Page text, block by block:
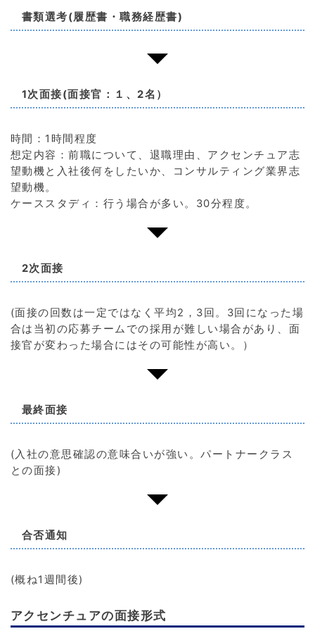
書類選考(履歴書・職務経歴書)
1次面接(面接官：１、2名）
時間：1時間程度
想定内容：前職について、退職理由、アクセンチュア志
望動機と入社後何をしたいか、コンサルティング業界志
望動機。
ケーススタディ：行う場合が多い。30分程度。
2次面接
(面接の回数は一定ではなく平均2，3回。3回になった場
合は当初の応募チームでの採用が難しい場合があり、面
接官が変わった場合にはその可能性が高い。）
最終面接
(入社の意思確認の意味合いが強い。パートナークラス
との面接)
合否通知
(概ね1週間後)
アクセンチュアの面接形式